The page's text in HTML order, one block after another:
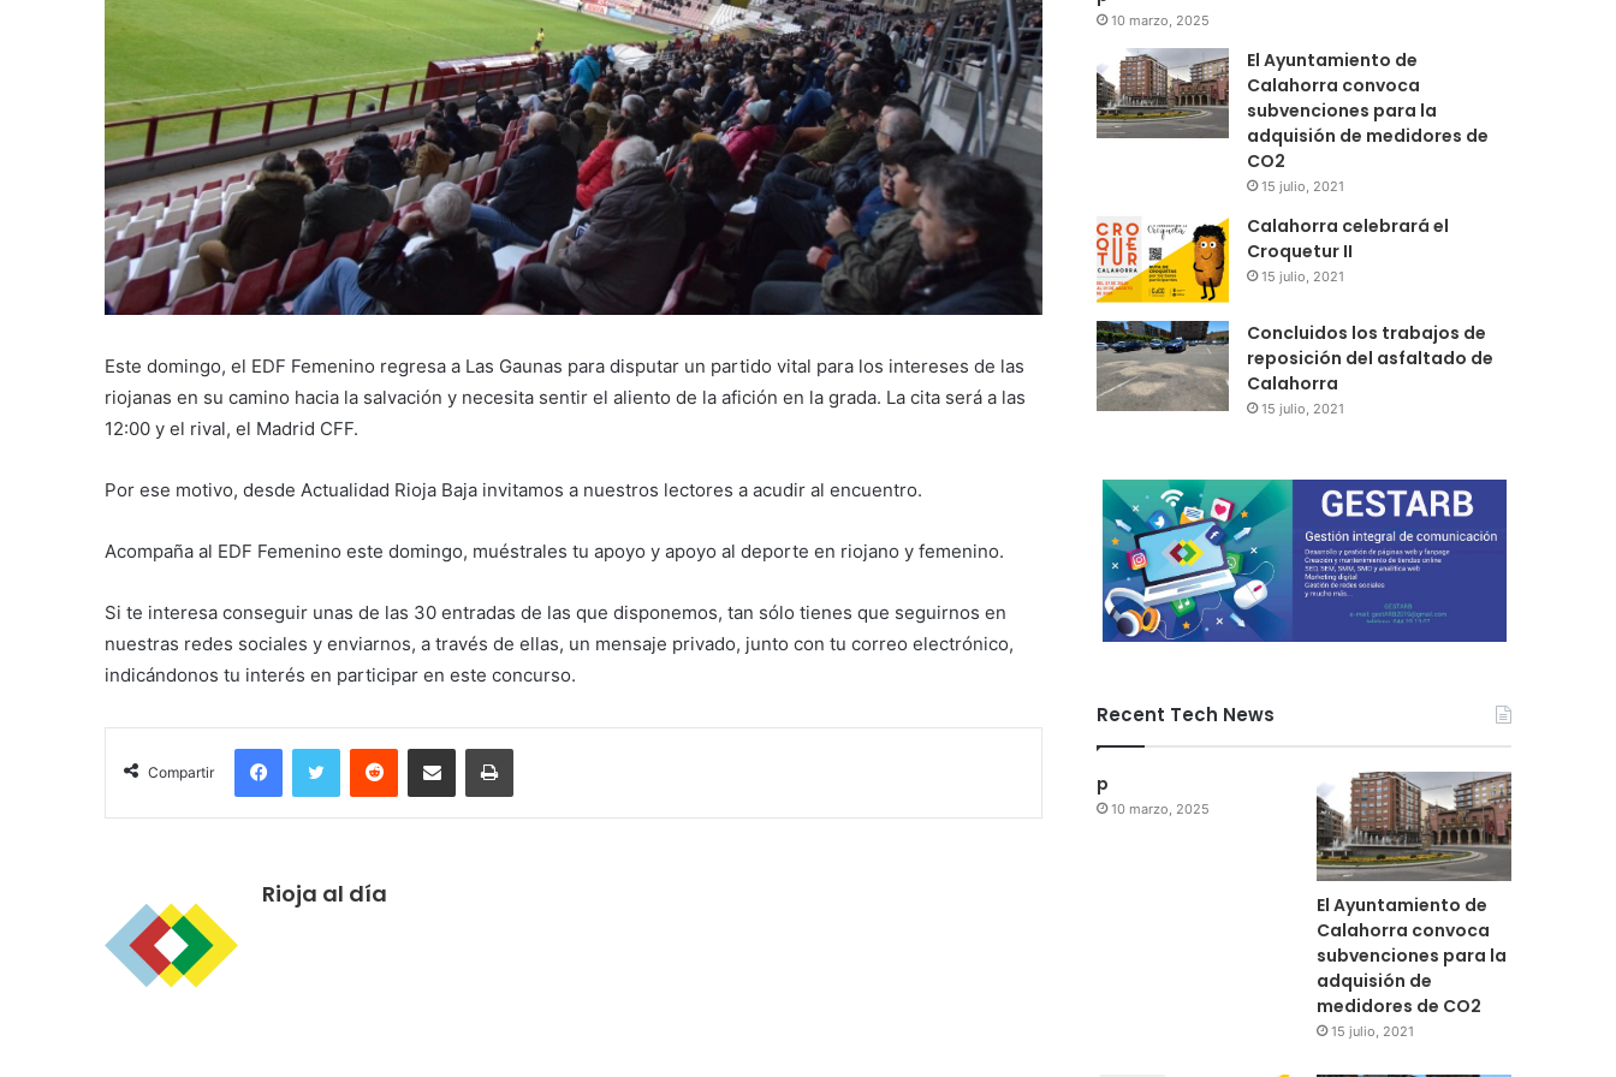
Este domingo, el EDF Femenino regresa a Las Gaunas para disputar un partido vital para los intereses de las
riojanas en su camino hacia la salvación y necesita sentir el aliento de la afición en la grada. La cita será a las
12:00 y el rival, el Madrid CFF.
Por ese motivo, desde Actualidad Rioja Baja invitamos a nuestros lectores a acudir al encuentro.
Acompaña al EDF Femenino este domingo, muéstrales tu apoyo y apoyo al deporte en riojano y femenino.
Si te interesa conseguir unas de las 30 entradas de las que disponemos, tan sólo tienes que seguirnos en
nuestras redes sociales y enviarnos, a través de ellas, un mensaje privado, junto con tu correo electrónico,
indicándonos tu interés en participar en este concurso.
Compartir
Rioja al día
10 marzo, 2025
El Ayuntamiento de
Calahorra convoca
subvenciones para la
adquisión de medidores de
CO2
15 julio, 2021
Calahorra celebrará el
Croquetur II
15 julio, 2021
Concluidos los trabajos de
reposición del asfaltado de
Calahorra
15 julio, 2021
Recent Tech News
p
10 marzo, 2025
El Ayuntamiento de
Calahorra convoca
subvenciones para la
adquisión de
medidores de CO2
15 julio, 2021